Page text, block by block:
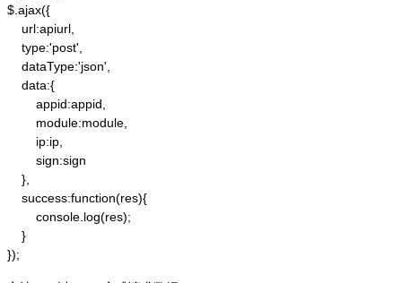
$.ajax({
    url:apiurl,
    type:'post',
    dataType:'json',
    data:{
        appid:appid,
        module:module,
        ip:ip,
        sign:sign
    },
    success:function(res){
        console.log(res);
    }
});